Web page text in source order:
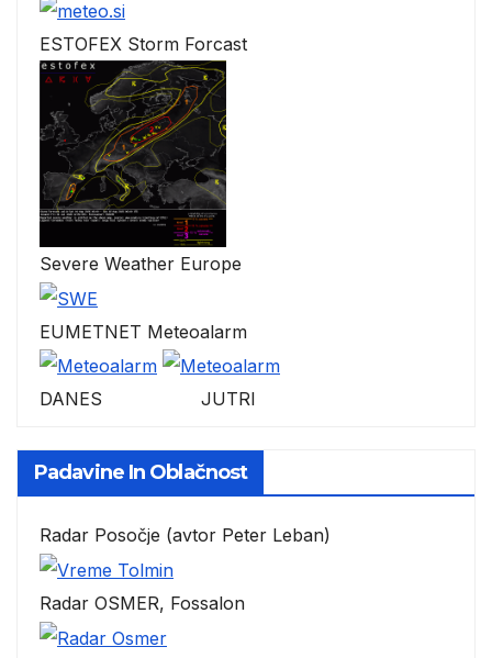
ESTOFEX Storm Forcast
Severe Weather Europe
EUMETNET Meteoalarm
DANES JUTRI
Padavine In Oblačnost
Radar Posočje (avtor Peter Leban)
Radar OSMER, Fossalon